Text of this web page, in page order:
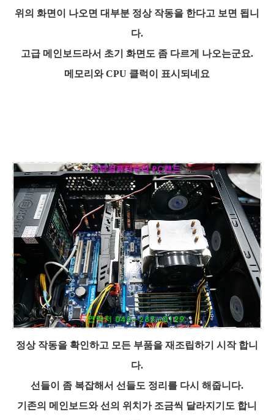
위의 화면이 나오면 대부분 정상 작동을 한다고 보면 됩니
다.
고급 메인보드라서 초기 화면도 좀 다르게 나오는군요.
메모리와 CPU 클럭이 표시되네요
정상 작동을 확인하고 모든 부품을 재조립하기 시작 합니
다.
선들이 좀 복잡해서 선들도 정리를 다시 해줍니다.
기존의 메인보드와 선의 위치가 조금씩 달라지기도 합니